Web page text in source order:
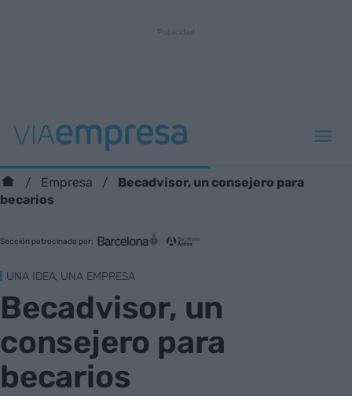
Empresa
Becadvisor, un consejero para
becarios
Sección patrocinada por:
UNA IDEA, UNA EMPRESA
Becadvisor, un
consejero para
becarios